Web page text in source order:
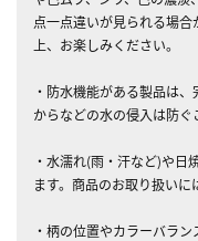
点一点違いが見られる場
上、お楽しみください。
・防水機能がある製品は
からなどの水の侵入は防ぐ
・水濡れ(雨・汗など)や日
ます。商品のお取り扱いに
・柄の位置やカラーバラ